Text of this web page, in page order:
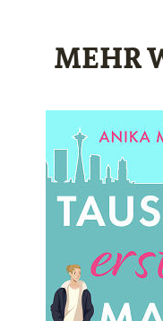
MEHR